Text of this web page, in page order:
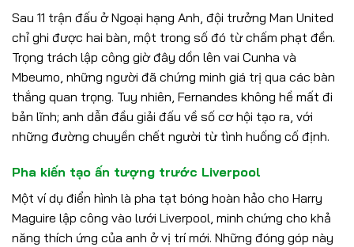
Sau 11 trận đấu ở Ngoại hạng Anh, đội trưởng Man United
chỉ ghi được hai bàn, một trong số đó từ chấm phạt đền.
Trọng trách lập công giờ đây dồn lên vai Cunha và
Mbeumo, những người đã chứng minh giá trị qua các bàn
thắng quan trọng. Tuy nhiên, Fernandes không hề mất đi
bản lĩnh; anh dẫn đầu giải đấu về số cơ hội tạo ra, với
những đường chuyền chết người từ tình huống cố định.
Pha kiến tạo ấn tượng trước Liverpool
Một ví dụ điển hình là pha tạt bóng hoàn hảo cho Harry
Maguire lập công vào lưới Liverpool, minh chứng cho khả
năng thích ứng của anh ở vị trí mới. Những đóng góp này